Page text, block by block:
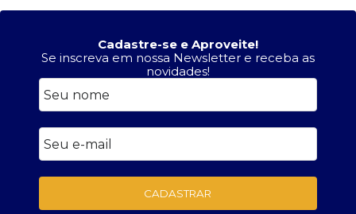
Cadastre-se e Aproveite!
Se inscreva em nossa Newsletter e receba as
novidades!
CADASTRAR